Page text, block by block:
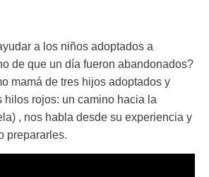
a los niños adoptados a
de que un día fueron abandonados?
mamá de tres hijos adoptados y
hilos rojos: un camino hacia la
, nos habla desde su experiencia y
prepararles.